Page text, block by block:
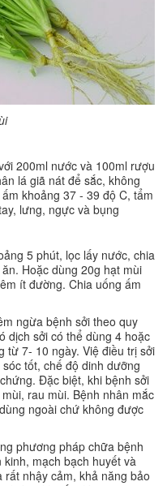
200ml nước và 100ml rượu
lá giã nát để sắc, không
khoảng 37 - 39 độ C, tẩm
lưng, ngực và bụng
5 phút, lọc lấy nước, chia
Hoặc dùng 20g hạt mùi
ít đường. Chia uống ấm
ngừa bệnh sởi theo quy
dịch sởi có thể dùng 4 hoặc
từ 7- 10 ngày. Việ điều trị sởi
tốt, chế độ dinh dưỡng
Đặc biệt, khi bệnh sởi
rau mùi. Bệnh nhân mắc
ngoài chứ không được
phương pháp chữa bệnh
mạch bạch huyết và
nhậy cảm, khả năng bảo